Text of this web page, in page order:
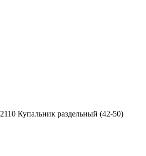
2110 Купальник раздельный (42-50)